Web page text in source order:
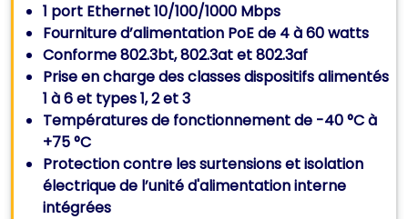
1 port Ethernet 10/100/1000 Mbps
Fourniture d’alimentation PoE de 4 à 60 watts
Conforme 802.3bt, 802.3at et 802.3af
Prise en charge des classes dispositifs alimentés
1 à 6 et types 1, 2 et 3
Températures de fonctionnement de -40 °C à
+75 °C
Protection contre les surtensions et isolation
électrique de l’unité d'alimentation interne
intégrées